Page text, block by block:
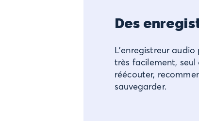
Des
L’enregistreur
très facilement, seul
réécouter,
sauvegarder.